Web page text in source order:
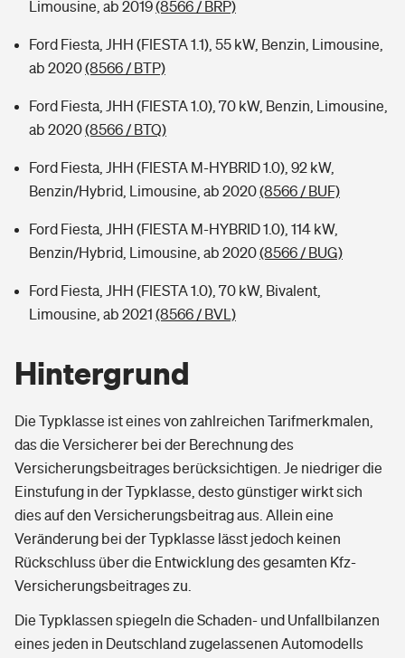
Limousine, ab 2019(8566 / BRP)
Ford Fiesta, JHH (FIESTA 1.1), 55 kW, Benzin, Limousine,
ab 2020(8566 / BTP)
Ford Fiesta, JHH (FIESTA 1.0), 70 kW, Benzin, Limousine,
ab 2020(8566 / BTQ)
Ford Fiesta, JHH (FIESTA M-HYBRID 1.0), 92 kW,
Benzin/Hybrid, Limousine, ab 2020(8566 / BUF)
Ford Fiesta, JHH (FIESTA M-HYBRID 1.0), 114 kW,
Benzin/Hybrid, Limousine, ab 2020(8566 / BUG)
Ford Fiesta, JHH (FIESTA 1.0), 70 kW, Bivalent,
Limousine, ab 2021 (8566 / BVL)
Hintergrund
Die Typklasse ist eines von zahlreichen Tarifmerkmalen,
das die Versicherer bei der Berechnung des
Versicherungsbeitrages berücksichtigen. Je niedriger die
Einstufung in der Typklasse, desto günstiger wirkt sich
dies auf den Versicherungsbeitrag aus. Allein eine
Veränderung bei der Typklasse lässt jedoch keinen
Rückschluss über die Entwicklung des gesamten Kfz-
Versicherungsbeitrages zu.
Die Typklassen spiegeln die Schaden- und Unfallbilanzen
eines jeden in Deutschland zugelassenen Automodells